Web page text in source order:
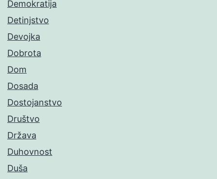
Demokratija
Detinjstvo
Devojka
Dobrota
Dom
Dosada
Dostojanstvo
Društvo
Država
Duhovnost
Duša